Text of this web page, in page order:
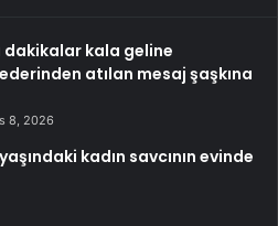
dakikalar kala geline
atılan mesaj şaşkına
8, 2026
kadın savcının evinde